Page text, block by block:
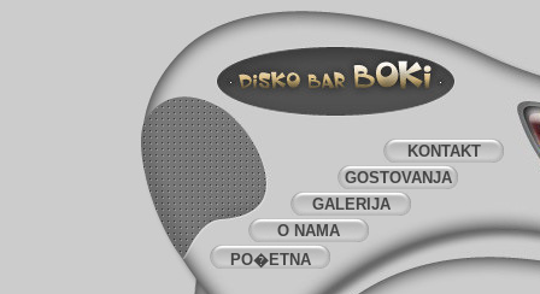
PO�ETNA
O NAMA
GALERIJA
GOSTOVANJA
KONTAKT